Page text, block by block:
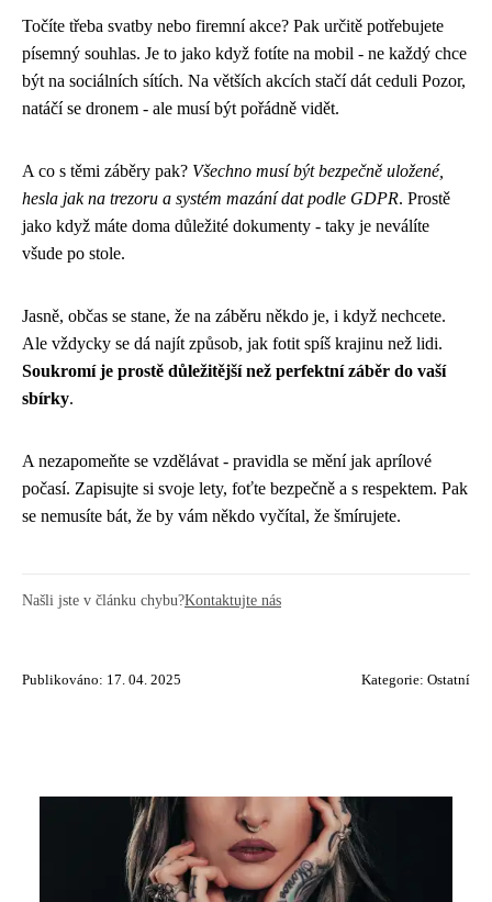
Točíte třeba svatby nebo firemní akce? Pak určitě potřebujete
písemný souhlas. Je to jako když fotíte na mobil - ne každý chce
být na sociálních sítích. Na větších akcích stačí dát ceduli Pozor,
natáčí se dronem - ale musí být pořádně vidět.
A co s těmi záběry pak? Všechno musí být bezpečně uložené,
hesla jak na trezoru a systém mazání dat podle GDPR. Prostě
jako když máte doma důležité dokumenty - taky je neválíte
všude po stole.
Jasně, občas se stane, že na záběru někdo je, i když nechcete.
Ale vždycky se dá najít způsob, jak fotit spíš krajinu než lidi.
Soukromí je prostě důležitější než perfektní záběr do vaší
sbírky.
A nezapomeňte se vzdělávat - pravidla se mění jak aprílové
počasí. Zapisujte si svoje lety, foťte bezpečně a s respektem. Pak
se nemusíte bát, že by vám někdo vyčítal, že šmírujete.
Našli jste v článku chybu?Kontaktujte nás
Publikováno: 17. 04. 2025 Kategorie: Ostatní